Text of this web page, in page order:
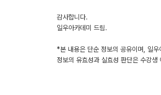
감사합니다.
일우아카데미 드림.
*본 내용은 단순 정보의 공유이며, 일우
정보의 유효성과 실효성 판단은 수강